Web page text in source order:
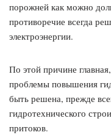
порожней как можно
противоречие всегда
электроэнергии.
По этой причине
проблемы повышения
быть решена, прежде
гидротехнического
притоков.